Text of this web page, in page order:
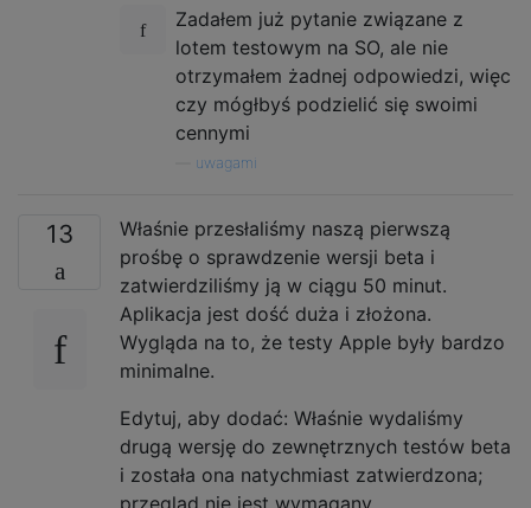
Zadałem już pytanie związane z
lotem testowym na SO, ale nie
otrzymałem żadnej odpowiedzi, więc
czy mógłbyś podzielić się swoimi
cennymi
uwagami
13
Właśnie przesłaliśmy naszą pierwszą
prośbę o sprawdzenie wersji beta i
zatwierdziliśmy ją w ciągu 50 minut.
Aplikacja jest dość duża i złożona.
Wygląda na to, że testy Apple były bardzo
minimalne.
Edytuj, aby dodać: Właśnie wydaliśmy
drugą wersję do zewnętrznych testów beta
i została ona natychmiast zatwierdzona;
przegląd nie jest wymagany.